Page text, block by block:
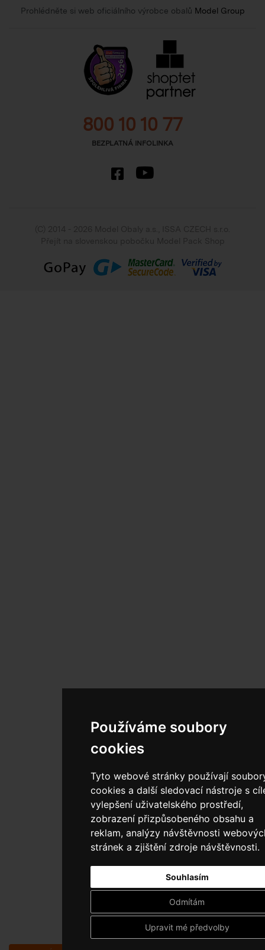
Používáme soubory
cookies
Tyto webové stránky používají
cookies a další sledovací nástroje s
vylepšení uživatelského prostředí,
zobrazení přizpůsobeného obsahu a
reklam, analýzy návštěvnosti
stránek a zjištění zdroje návštěvnosti.
Souhlasím
Odmítám
Upravit mé předvolby
Prohlédněte si web oficiálního výrobce obalů Model Group
800 10 10 77
BEZPLATNÁ INFOLINKA